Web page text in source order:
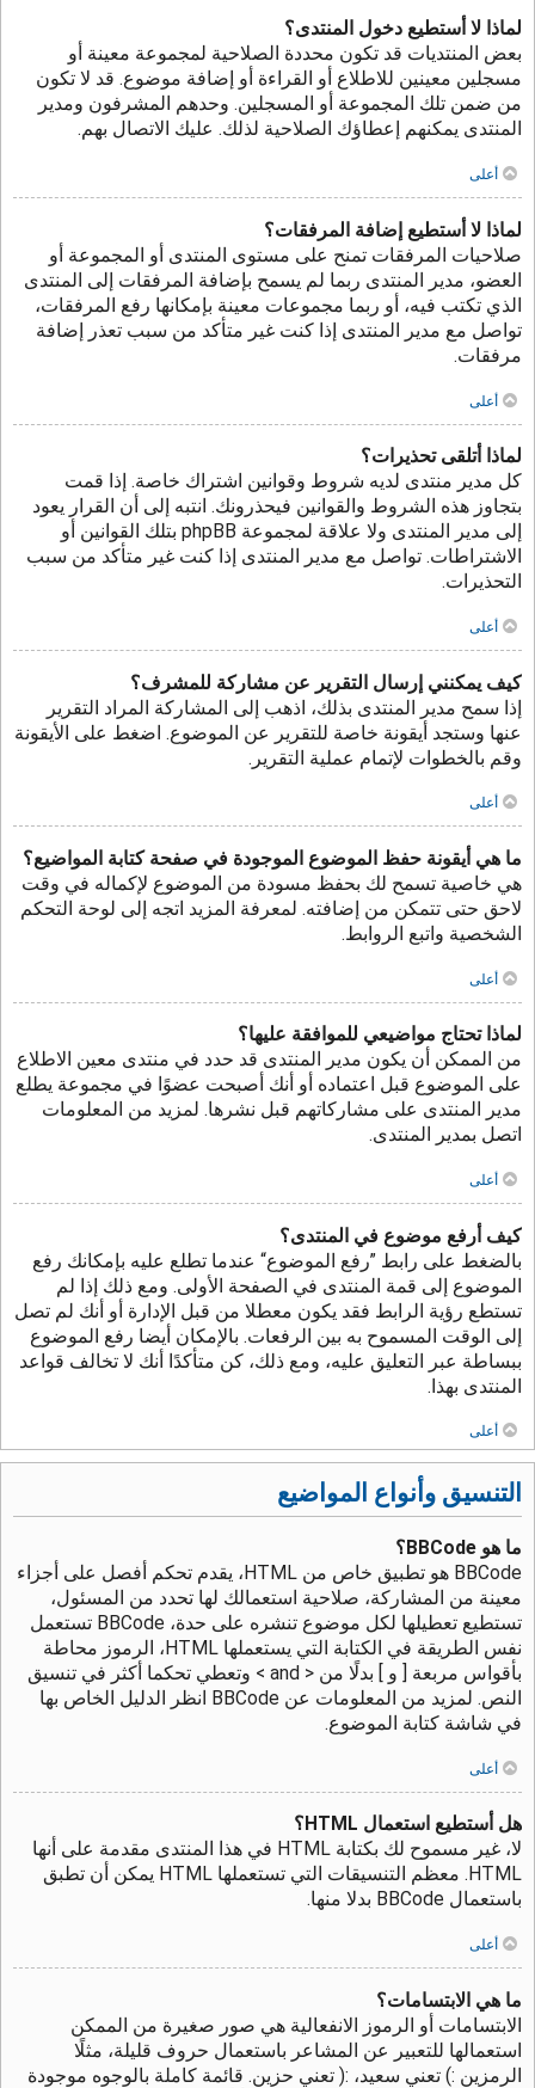
لماذا لا أستطيع دخول المنتدى؟
بعض المنتديات قد تكون محددة الصلاحية لمجموعة معينة أو
مسجلين معينين للاطلاع أو القراءة أو إضافة موضوع. قد لا تكون
من ضمن تلك المجموعة أو المسجلين. وحدهم المشرفون ومدير
المنتدى يمكنهم إعطاؤك الصلاحية لذلك. عليك الاتصال بهم.
أعلى
لماذا لا أستطيع إضافة المرفقات؟
صلاحيات المرفقات تمنح على مستوى المنتدى أو المجموعة أو
العضو، مدير المنتدى ربما لم يسمح بإضافة المرفقات إلى المنتدى
الذي تكتب فيه، أو ربما مجموعات معينة بإمكانها رفع المرفقات،
تواصل مع مدير المنتدى إذا كنت غير متأكد من سبب تعذر إضافة
مرفقات.
أعلى
لماذا أتلقى تحذيرات؟
كل مدير منتدى لديه شروط وقوانين اشتراك خاصة. إذا قمت
بتجاوز هذه الشروط والقوانين فيحذرونك. انتبه إلى أن القرار يعود
إلى مدير المنتدى ولا علاقة لمجموعة phpBB بتلك القوانين أو
الاشتراطات. تواصل مع مدير المنتدى إذا كنت غير متأكد من سبب
التحذيرات.
أعلى
كيف يمكنني إرسال التقرير عن مشاركة للمشرف؟
إذا سمح مدير المنتدى بذلك، اذهب إلى المشاركة المراد التقرير
عنها وستجد أيقونة خاصة للتقرير عن الموضوع. اضغط على الأيقونة
وقم بالخطوات لإتمام عملية التقرير.
أعلى
ما هي أيقونة حفظ الموضوع الموجودة في صفحة كتابة المواضيع؟
هي خاصية تسمح لك بحفظ مسودة من الموضوع لإكماله في وقت
لاحق حتى تتمكن من إضافته. لمعرفة المزيد اتجه إلى لوحة التحكم
الشخصية واتبع الروابط.
أعلى
لماذا تحتاج مواضيعي للموافقة عليها؟
من الممكن أن يكون مدير المنتدى قد حدد في منتدى معين الاطلاع
على الموضوع قبل اعتماده أو أنك أصبحت عضوًا في مجموعة يطلع
مدير المنتدى على مشاركاتهم قبل نشرها. لمزيد من المعلومات
اتصل بمدير المنتدى.
أعلى
كيف أرفع موضوع في المنتدى؟
بالضغط على رابط ”رفع الموضوع“ عندما تطلع عليه بإمكانك رفع
الموضوع إلى قمة المنتدى في الصفحة الأولى. ومع ذلك إذا لم
تستطع رؤية الرابط فقد يكون معطلا من قبل الإدارة أو أنك لم تصل
إلى الوقت المسموح به بين الرفعات. بالإمكان أيضا رفع الموضوع
ببساطة عبر التعليق عليه، ومع ذلك، كن متأكدًا أنك لا تخالف قواعد
المنتدى بهذا.
أعلى
التنسيق وأنواع المواضيع
ما هو BBCode؟
BBCode هو تطبيق خاص من HTML، يقدم تحكم أفصل على أجزاء
معينة من المشاركة، صلاحية استعمالك لها تحدد من المسئول،
تستطيع تعطيلها لكل موضوع تنشره على حدة، BBCode تستعمل
نفس الطريقة في الكتابة التي يستعملها HTML، الرموز محاطة
بأقواس مربعة [ و ] بدلًا من < and > وتعطي تحكما أكثر في تنسيق
النص. لمزيد من المعلومات عن BBCode انظر الدليل الخاص بها
في شاشة كتابة الموضوع.
أعلى
هل أستطيع استعمال HTML؟
لا، غير مسموح لك بكتابة HTML في هذا المنتدى مقدمة على أنها
HTML. معظم التنسيقات التي تستعملها HTML يمكن أن تطبق
باستعمال BBCode بدلا منها.
أعلى
ما هي الابتسامات؟
الابتسامات أو الرموز الانفعالية هي صور صغيرة من الممكن
استعمالها للتعبير عن المشاعر باستعمال حروف قليلة، مثلًا
الرمزين :) تعني سعيد، :( تعني حزين. قائمة كاملة بالوجوه موجودة